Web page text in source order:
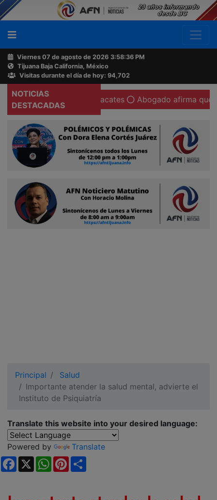
Viernes 07 de agosto de 2026 3:58:37 PM
Tijuana Baja California, México
Visitas durante el día de hoy: 94,702
NOTICIAS
DESTACADAS
ahora regala aguacates Abogado afirma que existen
Principal
Salud
Importante atender la salud mental, advierte el
Instituto de Psiquiatría
Translate this website into your desired language:
Powered by
Translate
Facebook
X WhatsApp
Pinterest
Buscador
Acerca
de
AFN
Ventas
Contacto
Reportero
Ciudadano